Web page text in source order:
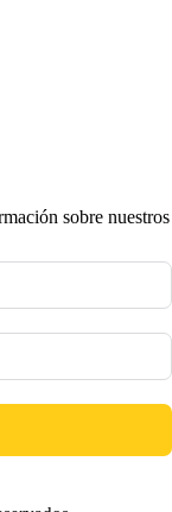
sobre nuestros